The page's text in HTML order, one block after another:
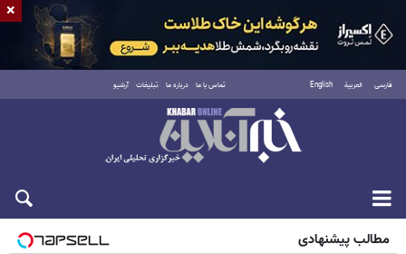
فارسی العربية English تماس با ما درباره ما تبلیغات آرشیو
جمعه ۱۶ مرداد ۱۴۰۵
مطالب پیشنهادی
×